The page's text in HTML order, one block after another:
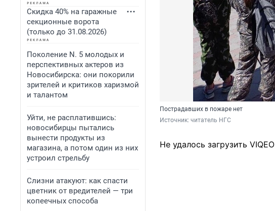
Скидка 40% на гаражные
секционные ворота
(только до 31.08.2026)
Поколение N. 5 молодых и
перспективных актеров из
Новосибирска: они покорили
зрителей и критиков харизмой
и талантом
Уйти, не расплатившись:
новосибирцы пытались
вынести продукты из
магазина, а потом один из них
устроил стрельбу
Слизни атакуют: как спасти
цветник от вредителей — три
копеечных способа
Пострадавших в пожаре нет
Источник: читатель НГС
Не удалось загрузить VIQEO